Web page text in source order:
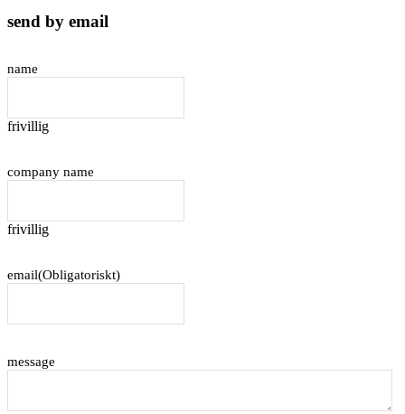
send by email
name
frivillig
company name
frivillig
email(Obligatoriskt)
message